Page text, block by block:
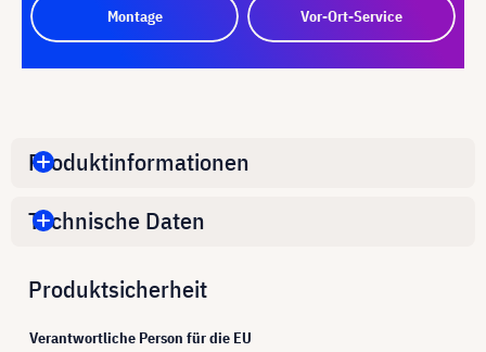
Montage Vor-Ort-Service
Produktinformationen
Technische Daten
Produktsicherheit
Verantwortliche Person für die EU